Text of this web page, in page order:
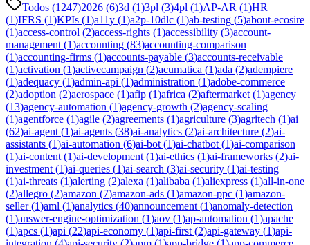
Todos (1247)2026 (6)3d (1)3pl (3)4pl (1)AP-AR (1)HR
(1)IFRS (1)KPIs (1)a11y (1)a2p-10dlc (1)ab-testing (5)about-ecosire
(1)access-control (2)access-rights (1)accessibility (3)account-
management (1)accounting (83)accounting-comparison
(1)accounting-firms (1)accounts-payable (3)accounts-receivable
(1)activation (1)activecampaign (2)acumatica (1)ada (2)adempiere
(1)adequacy (1)admin-api (1)administration (1)adobe-commerce
(2)adoption (2)aerospace (1)afip (1)africa (2)aftermarket (1)agency
(13)agency-automation (1)agency-growth (2)agency-scaling
(1)agentforce (1)agile (2)agreements (1)agriculture (3)agritech (1)ai
(62)ai-agent (1)ai-agents (38)ai-analytics (2)ai-architecture (2)ai-
assistants (1)ai-automation (6)ai-bot (1)ai-chatbot (1)ai-comparison
(1)ai-content (1)ai-development (1)ai-ethics (1)ai-frameworks (2)ai-
investment (1)ai-queries (1)ai-search (3)ai-security (1)ai-testing
(1)ai-threats (1)alerting (2)alexa (1)alibaba (1)aliexpress (1)all-in-one
(2)allegro (2)amazon (7)amazon-ads (1)amazon-ppc (1)amazon-
seller(1)aml (1)analytics (40)announcement (1)anomaly-detection
(1)answer-engine-optimization (1)aov (1)ap-automation (1)apache
(1)apcs (1)api (22)api-economy (1)api-first (2)api-gateway (1)api-